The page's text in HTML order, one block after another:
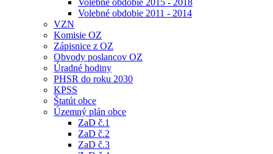
Volebné obdobie 2015 - 2018
Volebné obdobie 2011 - 2014
VZN
Komisie OZ
Zápisnice z OZ
Obvody poslancov OZ
Úradné hodiny
PHSR do roku 2030
KPSS
Štatút obce
Územný plán obce
ZaD č.1
ZaD č.2
ZaD č.3